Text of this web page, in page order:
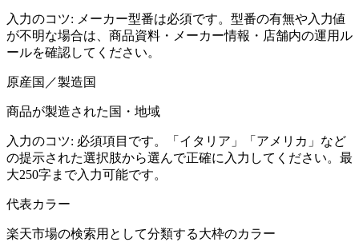
入力のコツ: メーカー型番は必須です。型番の有無や入力値
が不明な場合は、商品資料・メーカー情報・店舗内の運用ル
ールを確認してください。
原産国／製造国
商品が製造された国・地域
入力のコツ: 必須項目です。「イタリア」「アメリカ」など
の提示された選択肢から選んで正確に入力してください。最
大250字まで入力可能です。
代表カラー
楽天市場の検索用として分類する大枠のカラー